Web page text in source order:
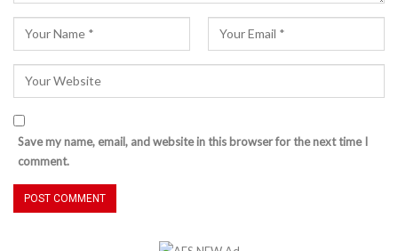
Save my name, email, and website in this browser for the next time I
comment.